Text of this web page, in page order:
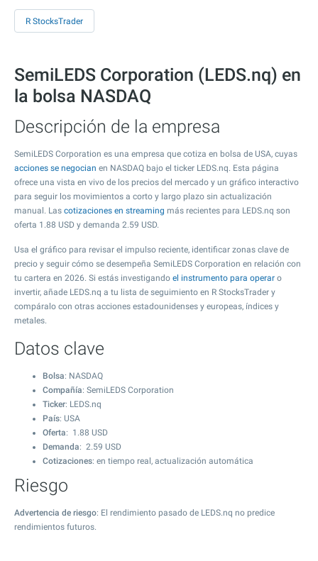
R StocksTrader
SemiLEDS Corporation (LEDS.nq) en
la bolsa NASDAQ
Descripción de la empresa
SemiLEDS Corporation es una empresa que cotiza en bolsa de USA, cuyas
acciones se negocian en NASDAQ bajo el ticker LEDS.nq. Esta página
ofrece una vista en vivo de los precios del mercado y un gráfico interactivo
para seguir los movimientos a corto y largo plazo sin actualización
manual. Las cotizaciones en streaming más recientes para LEDS.nq son
oferta 1.88 USD y demanda 2.59 USD.
Usa el gráfico para revisar el impulso reciente, identificar zonas clave de
precio y seguir cómo se desempeña SemiLEDS Corporation en relación con
tu cartera en 2026. Si estás investigando el instrumento para operar o
invertir, añade LEDS.nq a tu lista de seguimiento en R StocksTrader y
compáralo con otras acciones estadounidenses y europeas, índices y
metales.
Datos clave
Bolsa: NASDAQ
Compañía: SemiLEDS Corporation
Ticker: LEDS.nq
País: USA
Oferta: 1.88 USD
Demanda: 2.59 USD
Cotizaciones: en tiempo real, actualización automática
Riesgo
Advertencia de riesgo: El rendimiento pasado de LEDS.nq no predice
rendimientos futuros.